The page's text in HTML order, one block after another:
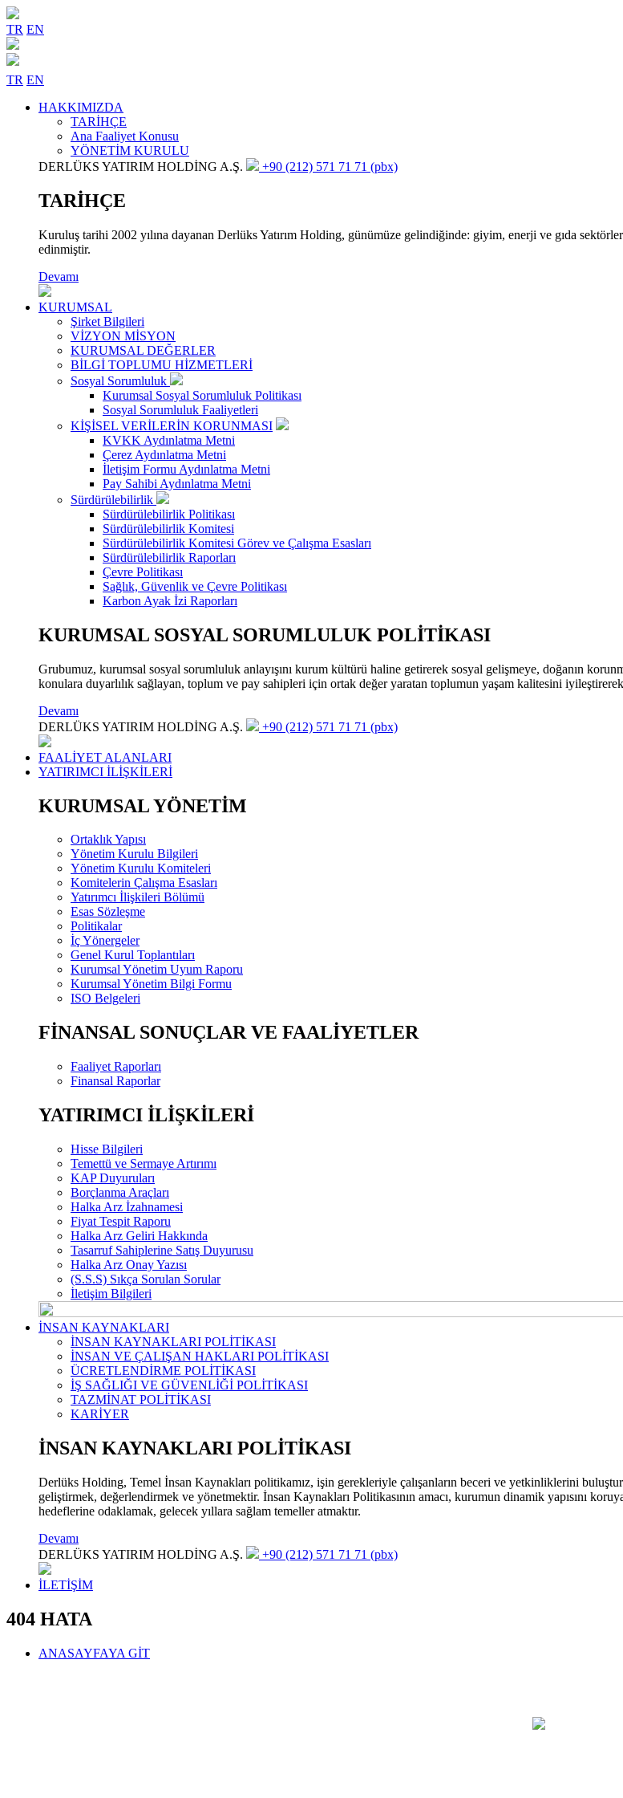
TR EN
TR EN
HAKKIMIZDA
TARİHÇE
Ana Faaliyet Konusu
YÖNETİM KURULU
DERLÜKS YATIRIM HOLDİNG A.Ş.
+90 (212) 571 71 71 (pbx)
TARİHÇE
Kuruluş tarihi 2002 yılına dayanan Derlüks Yatırım Holding, günümüze gelindiğinde: giyim, enerji ve gıda
edinmiştir.
Devamı
KURUMSAL
Şirket Bilgileri
VİZYON MİSYON
KURUMSAL DEĞERLER
BİLGİ TOPLUMU HİZMETLERİ
Sosyal Sorumluluk
Kurumsal Sosyal Sorumluluk Politikası
Sosyal Sorumluluk Faaliyetleri
KİŞİSEL VERİLERİN KORUNMASI
KVKK Aydınlatma Metni
Çerez Aydınlatma Metni
İletişim Formu Aydınlatma Metni
Pay Sahibi Aydınlatma Metni
Sürdürülebilirlik
Sürdürülebilirlik Politikası
Sürdürülebilirlik Komitesi
Sürdürülebilirlik Komitesi Görev ve Çalışma Esasları
Sürdürülebilirlik Raporları
Çevre Politikası
Sağlık, Güvenlik ve Çevre Politikası
Karbon Ayak İzi Raporları
KURUMSAL SOSYAL SORUMLULUK POLİTİKASI
Grubumuz, kurumsal sosyal sorumluluk anlayışını kurum kültürü haline getirerek sosyal gelişmeye, doğanın
konulara duyarlılık sağlayan, toplum ve pay sahipleri için ortak değer yaratan toplumun yaşam kalitesini
Devamı
DERLÜKS YATIRIM HOLDİNG A.Ş.
+90 (212) 571 71 71 (pbx)
FAALİYET ALANLARI
YATIRIMCI İLİŞKİLERİ
KURUMSAL YÖNETİM
Ortaklık Yapısı
Yönetim Kurulu Bilgileri
Yönetim Kurulu Komiteleri
Komitelerin Çalışma Esasları
Yatırımcı İlişkileri Bölümü
Esas Sözleşme
Politikalar
İç Yönergeler
Genel Kurul Toplantıları
Kurumsal Yönetim Uyum Raporu
Kurumsal Yönetim Bilgi Formu
ISO Belgeleri
FİNANSAL SONUÇLAR VE FAALİYETLER
Faaliyet Raporları
Finansal Raporlar
YATIRIMCI İLİŞKİLERİ
Hisse Bilgileri
Temettü ve Sermaye Artırımı
KAP Duyuruları
Borçlanma Araçları
Halka Arz İzahnamesi
Fiyat Tespit Raporu
Halka Arz Geliri Hakkında
Tasarruf Sahiplerine Satış Duyurusu
Halka Arz Onay Yazısı
(S.S.S) Sıkça Sorulan Sorular
İletişim Bilgileri
İNSAN KAYNAKLARI
İNSAN KAYNAKLARI POLİTİKASI
İNSAN VE ÇALIŞAN HAKLARI POLİTİKASI
ÜCRETLENDİRME POLİTİKASI
İŞ SAĞLIĞI VE GÜVENLİĞİ POLİTİKASI
TAZMİNAT POLİTİKASI
KARİYER
İNSAN KAYNAKLARI POLİTİKASI
Derlüks Holding, Temel İnsan Kaynakları politikamız, işin gerekleriyle çalışanların beceri ve yetkinliklerini
geliştirmek, değerlendirmek ve yönetmektir. İnsan Kaynakları Politikasının amacı, kurumun dinamik yapısını
hedeflerine odaklamak, gelecek yıllara sağlam temeller atmaktır.
Devamı
DERLÜKS YATIRIM HOLDİNG A.Ş.
+90 (212) 571 71 71 (pbx)
İLETİŞİM
404 HATA
ANASAYFAYA GİT